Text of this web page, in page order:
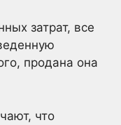
затрат, все
продана она
что